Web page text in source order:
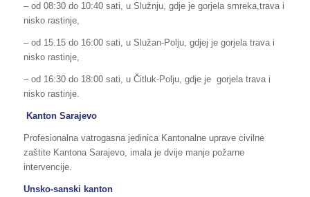
– od 08:30 do 10:40 sati, u Služnju, gdje je gorjela smreka,trava i
nisko rastinje,
– od 15.15 do 16:00 sati, u Služan-Polju, gdjej je gorjela trava i
nisko rastinje,
– od 16:30 do 18:00 sati, u Čitluk-Polju, gdje je gorjela trava i
nisko rastinje.
Kanton Sarajevo
Profesionalna vatrogasna jedinica Kantonalne uprave civilne
zaštite Kantona Sarajevo, imala je dvije manje požarne
intervencije.
Unsko-sanski kanton